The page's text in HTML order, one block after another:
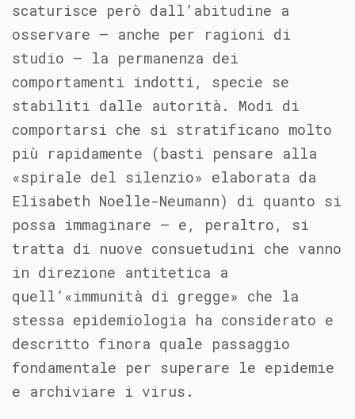
scaturisce però dall’abitudine a
osservare – anche per ragioni di
studio – la permanenza dei
comportamenti indotti, specie se
stabiliti dalle autorità. Modi di
comportarsi che si stratificano molto
più rapidamente (basti pensare alla
«spirale del silenzio» elaborata da
Elisabeth Noelle-Neumann) di quanto si
possa immaginare – e, peraltro, si
tratta di nuove consuetudini che vanno
in direzione antitetica a
quell’«immunità di gregge» che la
stessa epidemiologia ha considerato e
descritto finora quale passaggio
fondamentale per superare le epidemie
e archiviare i virus.